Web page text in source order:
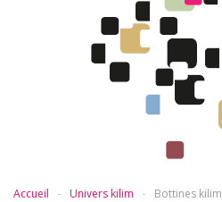
Accueil Univers kilim Bottines kilim